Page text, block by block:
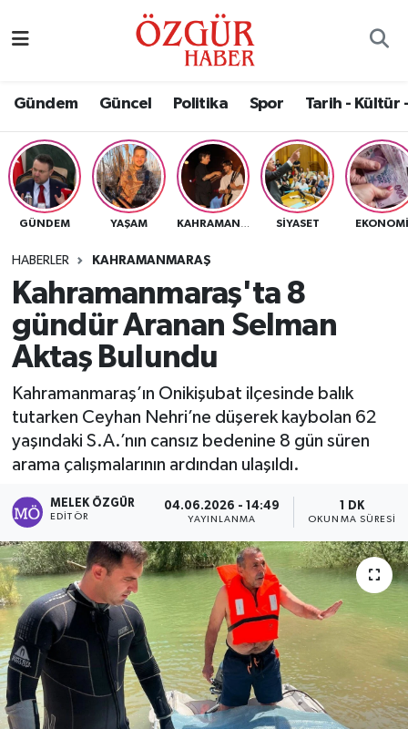
Gündem Güncel Politika Spor Tarih - Kültür
GÜNDEM YAŞAM SIYASET EKONOMI
HABERLER KAHRAMANMARAŞ
Kahramanmaraş'ta 8
gündür Aranan Selman
Aktaş Bulundu
Kahramanmaraş’ın Onikişubat ilçesinde balık
tutarken Ceyhan Nehri’ne düşerek kaybolan 62
yaşındaki S.A.’nın cansız bedenine 8 gün süren
arama çalışmalarının ardından ulaşıldı.
MELEK ÖZGÜR
EDITÖR
04.06.2026 - 14:49
YAYINLANMA
1 DK
OKUNMA SÜRESI
Eğitim
Ekonomi
Güncel
Gündem
Magazin
Politika
Sağlık
Yaşam
Nöbetçi Eczaneler
Namaz Vakitleri
Trafik Durumu
Süper Lig Puan Durumu ve Fikstür
Tüm Manşetler
Son Dakika Haberleri
Haber Arşivi